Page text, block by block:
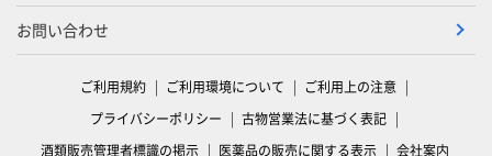
お問い合わせ
ご利用規約 ご利用環境について
ご利用上の注意
プライバシーポリシー
古物営業法に基づく表記
酒類販売管理者標識の掲示
医薬品の販売に関する表示 会社案内